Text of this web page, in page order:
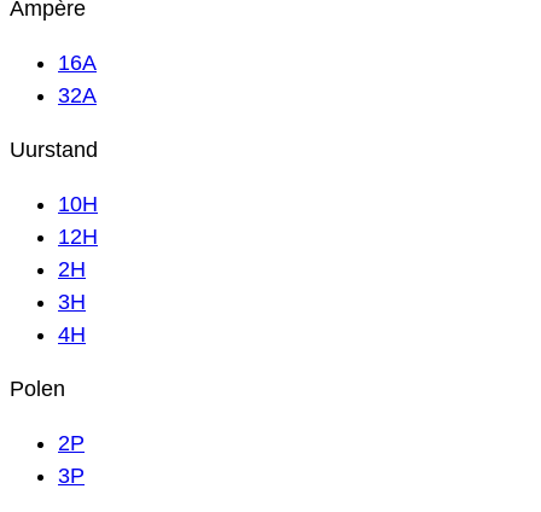
Ampère
16A
32A
Uurstand
10H
12H
2H
3H
4H
Polen
2P
3P